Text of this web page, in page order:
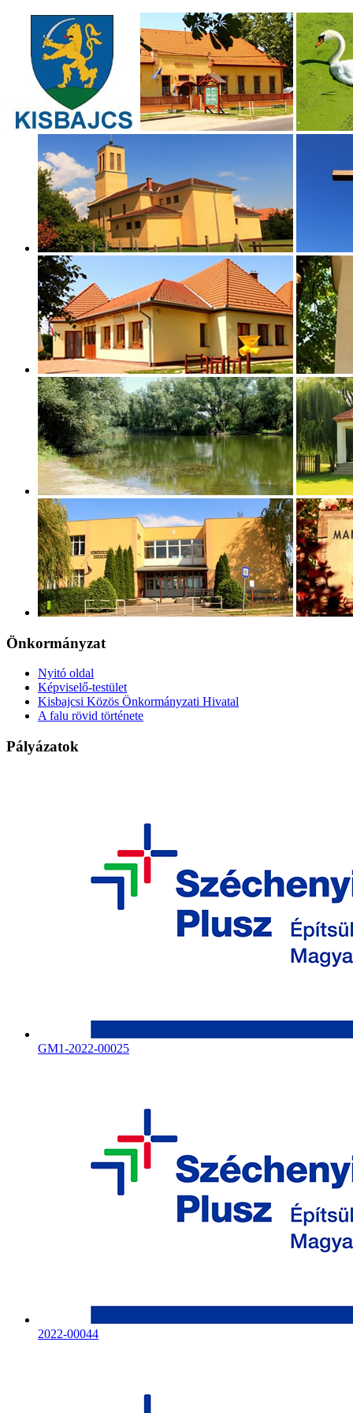
Önkormányzat
Nyitó oldal
Képviselő-testület
Kisbajcsi Közös Önkormányzati Hivatal
A falu rövid története
Pályázatok
GM1-2022-00025
2022-00044